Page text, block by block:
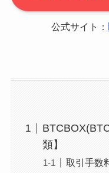
公式サイト：
類】
取引手数